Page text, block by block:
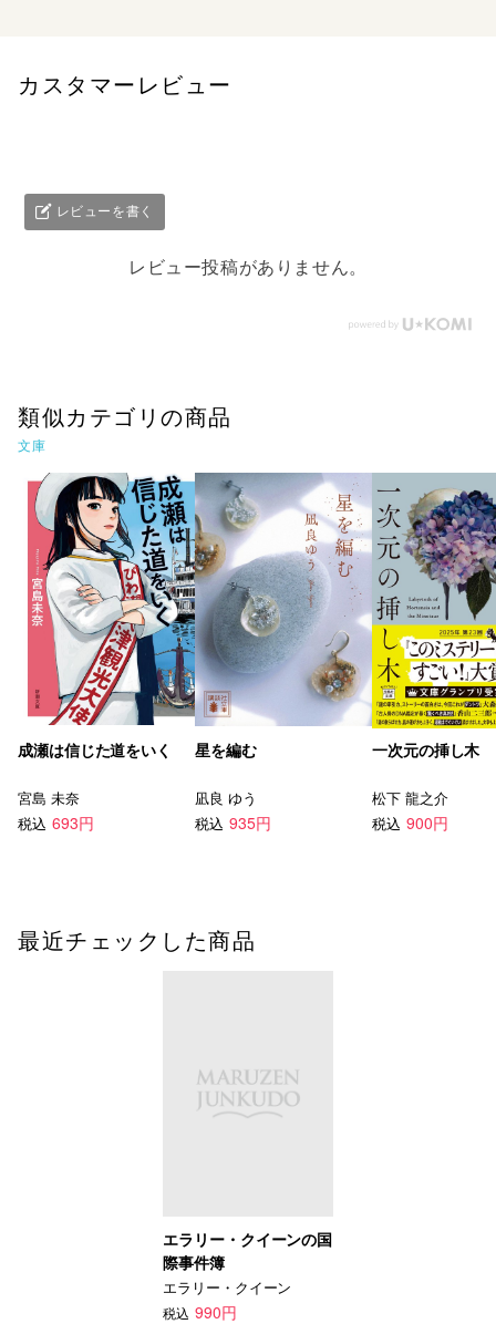
カスタマーレビュー
レビューを書く
レビュー投稿がありません。
類似カテゴリの商品
文庫
成瀬は信じた道をいく
宮島 未奈
税込 693円
星を編む
凪良 ゆう
税込 935円
一次元の挿し木
松下 龍之介
税込 900円
最近チェックした商品
エラリー・クイーンの国
際事件簿
エラリー・クイーン
税込 990円